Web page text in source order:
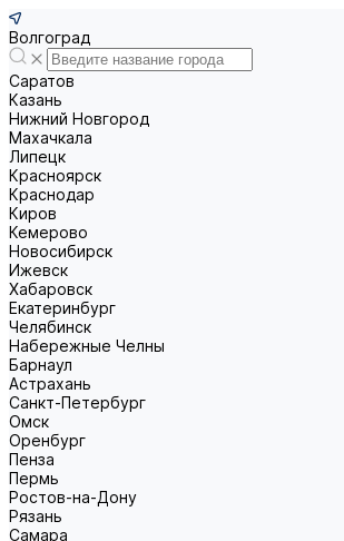
Волгоград
Саратов
Казань
Нижний Новгород
Махачкала
Липецк
Красноярск
Краснодар
Киров
Кемерово
Новосибирск
Ижевск
Хабаровск
Екатеринбург
Челябинск
Набережные Челны
Барнаул
Астрахань
Санкт-Петербург
Омск
Оренбург
Пенза
Пермь
Ростов-на-Дону
Рязань
Самара